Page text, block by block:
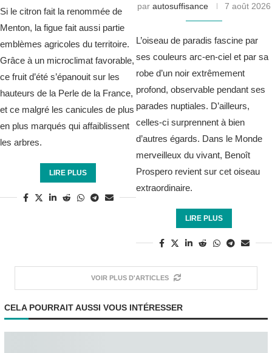
Si le citron fait la renommée de
Menton, la figue fait aussi partie
emblèmes agricoles du territoire.
Grâce à un microclimat favorable,
ce fruit d’été s’épanouit sur les
hauteurs de la Perle de la France,
et ce malgré les canicules de plus
en plus marqués qui affaiblissent
les arbres.
LIRE PLUS
par autosuffisance 7 août 2026
L’oiseau de paradis fascine par
ses couleurs arc-en-ciel et par sa
robe d’un noir extrêmement
profond, observable pendant ses
parades nuptiales. D’ailleurs,
celles-ci surprennent à bien
d’autres égards. Dans le Monde
merveilleux du vivant, Benoît
Prospero revient sur cet oiseau
extraordinaire.
LIRE PLUS
VOIR PLUS D'ARTICLES
CELA POURRAIT AUSSI VOUS INTÉRESSER